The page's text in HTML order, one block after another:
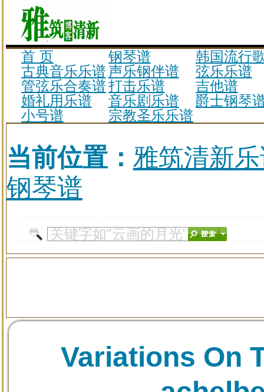
首 页 钢琴谱
韩国流行
古典音乐乐谱 声乐钢伴谱
弦乐乐谱
管弦乐合奏谱打击乐谱
吉他谱
婚礼用乐谱
音乐剧乐谱
爵士钢琴
小号谱
宗教圣乐乐谱
当前位置： 雅筑清新
钢琴谱
Variations On